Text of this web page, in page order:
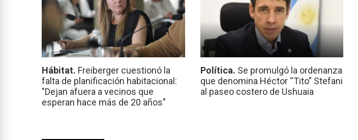
Hábitat. Freiberger cuestionó la
falta de planificación habitacional:
"Dejan afuera a vecinos que
esperan hace más de 20 años"
Política. Se promulgó la ordenanza
que denomina Héctor “Tito” Stefani
al paseo costero de Ushuaia